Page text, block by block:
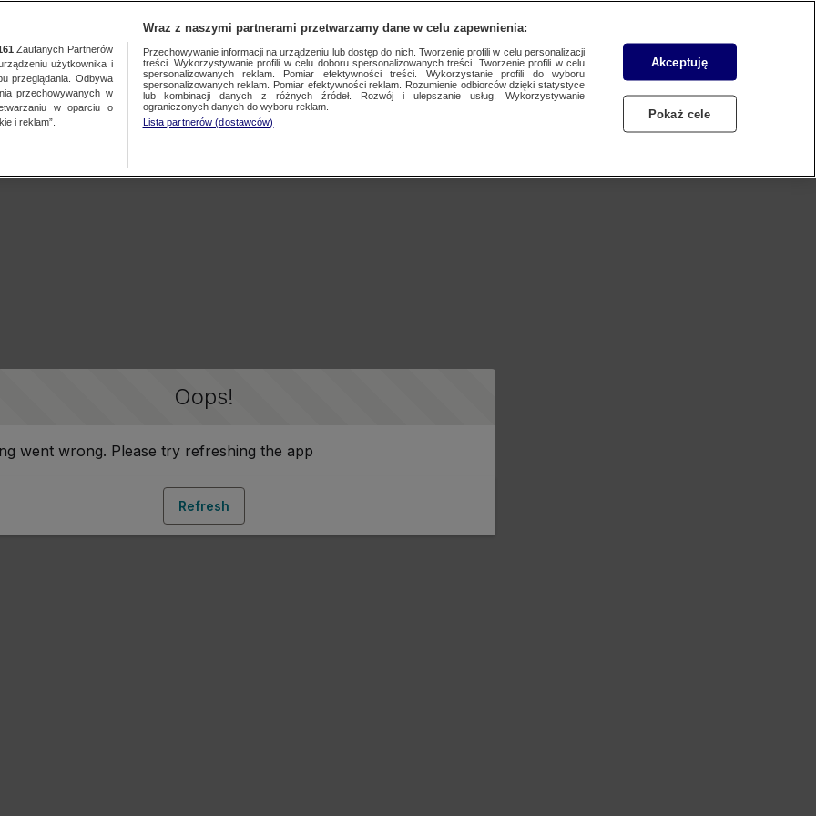
Oops!
went wrong. Please try refreshing the app
Refresh
Zaufanych Partnerów
użytkownika i
przeglądania. Odbywa
przechowywanych w
w oparciu o
i reklam”.
Wraz z naszymi partnerami przetwarzamy dane w celu zapewnienia:
Przechowywanie informacji na urządzeniu lub dostęp do nich. Tworzenie profili w celu personalizacji
treści. Wykorzystywanie profili w celu doboru spersonalizowanych treści. Tworzenie profili w celu
spersonalizowanych reklam. Pomiar efektywności treści. Wykorzystanie profili do wyboru
spersonalizowanych reklam. Pomiar efektywności reklam. Rozumienie odbiorców dzięki statystyce
lub kombinacji danych z różnych źródeł. Rozwój i ulepszanie usług. Wykorzystywanie
ograniczonych danych do wyboru reklam.
Lista partnerów (dostawców)
Akceptuję
Pokaż cele